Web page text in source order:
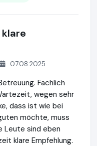
07.08.2025
Fachlich
wegen sehr
dass ist wie bei
möchte, muss
Leute sind eben
klare Empfehlung.